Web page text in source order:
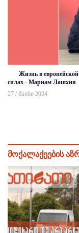
Жизнь в
силах - Мариам Лашхия
27 / მაისი 2024
მოქალაქეების